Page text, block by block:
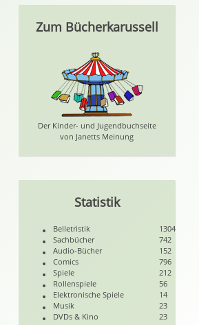
Zum Bücherkarussell
Der Kinder- und Jugendbuchseite
von Janetts Meinung
Statistik
Belletristik
1304
Sachbücher
742
Audio-Bücher
152
Comics
796
Spiele
212
Rollenspiele
56
Elektronische Spiele
14
Musik
23
DVDs & Kino
23